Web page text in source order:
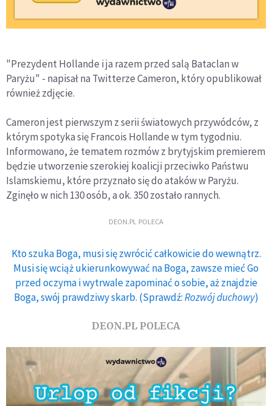
"Prezydent Hollande i ja razem przed salą Bataclan w
Paryżu" - napisał na Twitterze Cameron, który opublikował
również zdjęcie.
Cameron jest pierwszym z serii światowych przywódców, z
którym spotyka się Francois Hollande w tym tygodniu.
Informowano, że tematem rozmów z brytyjskim premierem
będzie utworzenie szerokiej koalicji przeciwko Państwu
Islamskiemu, które przyznało się do ataków w Paryżu.
Zginęło w nich 130 osób, a ok. 350 zostało rannych.
DEON.PL POLECA
Kto szuka Boga, musi się zwrócić całkowicie do wewnątrz.
Musi się wciąż ukierunkowywać na Boga, zawsze mieć Go
przed oczyma i wytrwale zapominać o sobie, aż znajdzie
Boga, swój prawdziwy skarb. (Sprawdź:Rozwój duchowy)
DEON.PL POLECA